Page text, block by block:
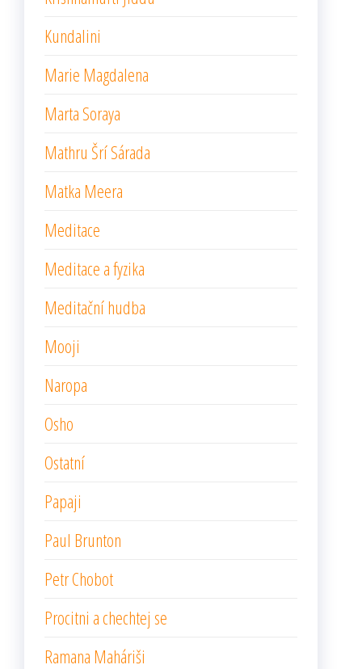
Kundalini
Marie Magdalena
Marta Soraya
Mathru Šrí Sárada
Matka Meera
Meditace
Meditace a fyzika
Meditační hudba
Mooji
Naropa
Osho
Ostatní
Papaji
Paul Brunton
Petr Chobot
Procitni a chechtej se
Ramana Maháriši